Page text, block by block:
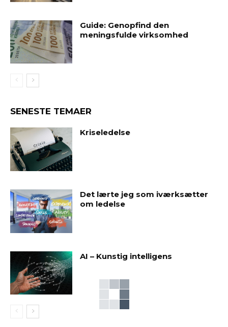
Guide: Genopfind den
meningsfulde virksomhed
SENESTE TEMAER
Kriseledelse
Det lærte jeg som iværksætter
om ledelse
AI – Kunstig intelligens